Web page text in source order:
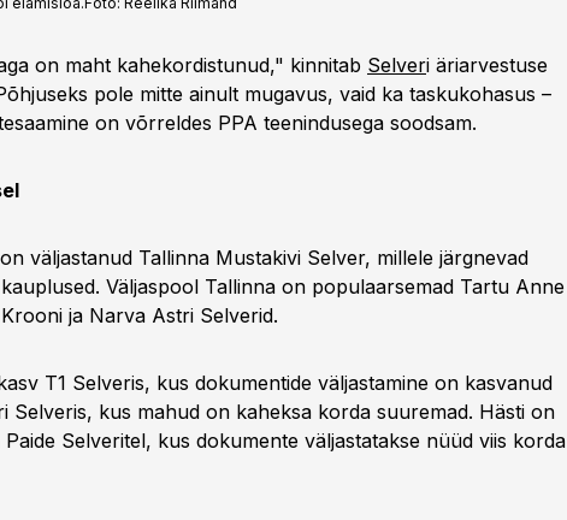
on maht kahekordistunud," kinnitab Selveri äriarvestuse
pole mitte ainult mugavus, vaid ka taskukohasus –
on võrreldes PPA teenindusega soodsam.
väljastanud Tallinna Mustakivi Selver, millele järgnevad
Väljaspool Tallinna on populaarsemad Tartu Anne
ja Narva Astri Selverid.
T1 Selveris, kus dokumentide väljastamine on kasvanud
Selveris, kus mahud on kaheksa korda suuremad. Hästi on
Selveritel, kus dokumente väljastatakse nüüd viis korda